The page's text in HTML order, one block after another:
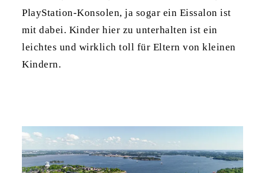
PlayStation-Konsolen, ja sogar ein Eissalon ist
mit dabei. Kinder hier zu unterhalten ist ein
leichtes und wirklich toll für Eltern von kleinen
Kindern.